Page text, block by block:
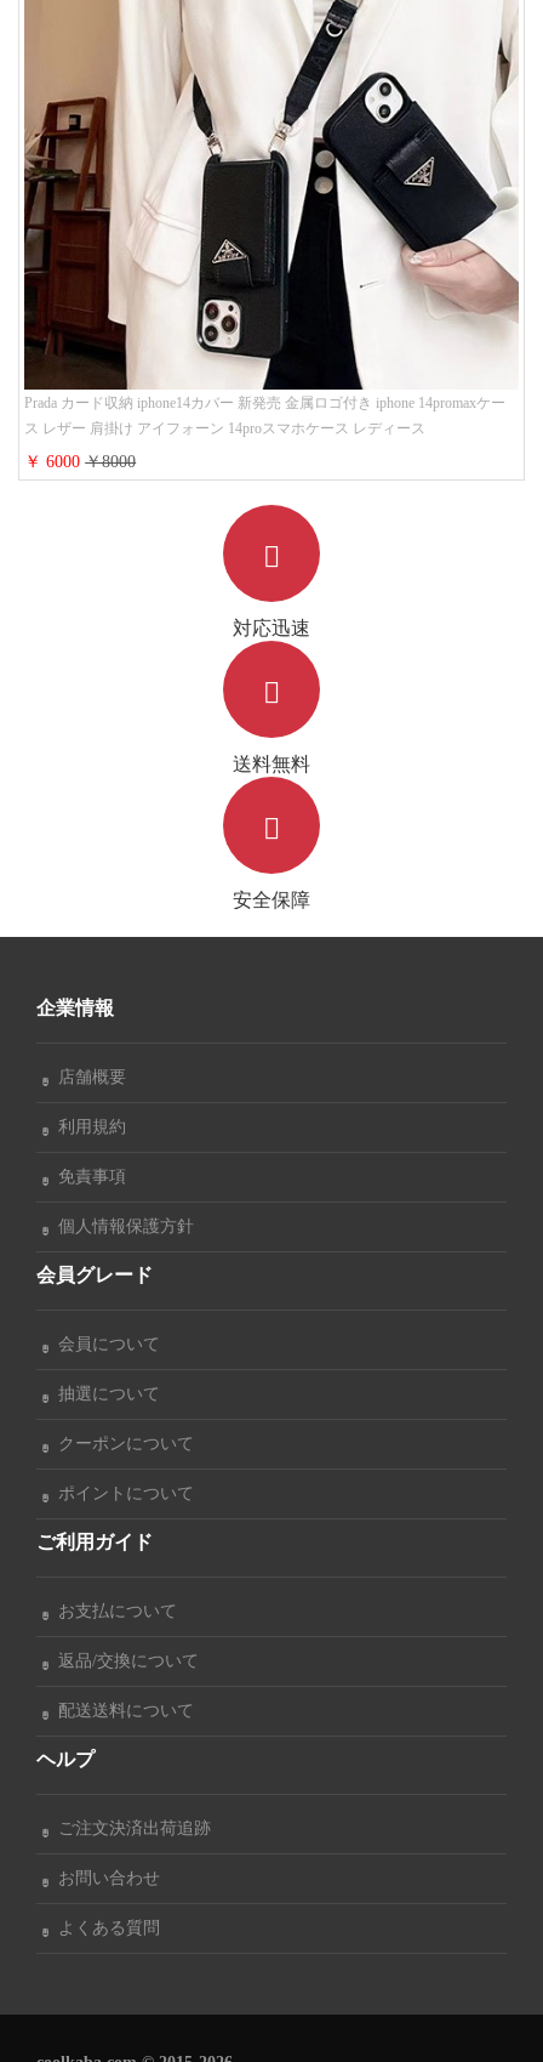
Prada カード収納 iphone14カバー 新発売 金属ロゴ付き iphone 14promaxケー
ス レザー 肩掛け アイフォーン 14proスマホケース レディース
￥ 6000￥8000
対応迅速
送料無料
安全保障
企業情報
店舗概要
利用規約
免責事項
個人情報保護方針
会員グレード
会員について
抽選について
クーポンについて
ポイントについて
ご利用ガイド
お支払について
返品/交換について
配送送料について
ヘルプ
ご注文決済出荷追跡
お問い合わせ
よくある質問